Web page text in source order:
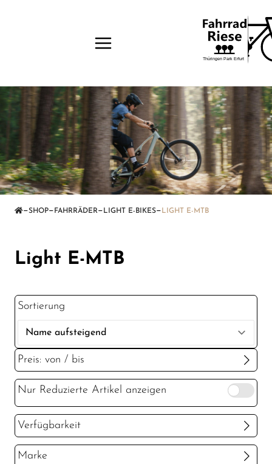
—SHOP— FAHRRÄDER— LIGHT E-BIKES— LIGHT E-MTB
Light E-MTB
Preis: von / bis
bis €
Nur Reduzierte Artikel anzeigen
Verfügbarkeit
Marke
Sortierung